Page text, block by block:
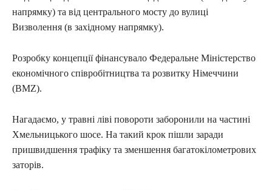
напрямку) та від центрального мосту до вулиці
Визволення (в західному напрямку).
Розробку концепції фінансувало Федеральне Міністерство
економічного співробітництва та розвитку Німеччини
(BMZ).
Нагадаємо, у травні ліві повороти заборонили на частині
Хмельницького шосе. На такий крок пішли заради
пришвидшення трафіку та зменшення багатокілометрових
заторів.